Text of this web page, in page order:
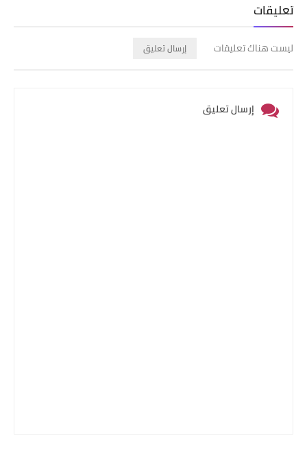
تعليقات
ليست هناك تعليقات إرسال تعليق
إرسال تعليق